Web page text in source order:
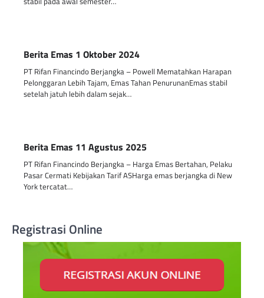
Berita Emas 1 Oktober 2024
PT Rifan Financindo Berjangka – Powell Mematahkan Harapan
Pelonggaran Lebih Tajam, Emas Tahan PenurunanEmas stabil
setelah jatuh lebih dalam sejak…
Berita Emas 11 Agustus 2025
PT Rifan Financindo Berjangka – Harga Emas Bertahan, Pelaku
Pasar Cermati Kebijakan Tarif ASHarga emas berjangka di New
York tercatat…
Registrasi Online